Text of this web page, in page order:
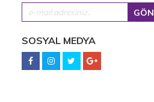
SOSYAL MEDYA